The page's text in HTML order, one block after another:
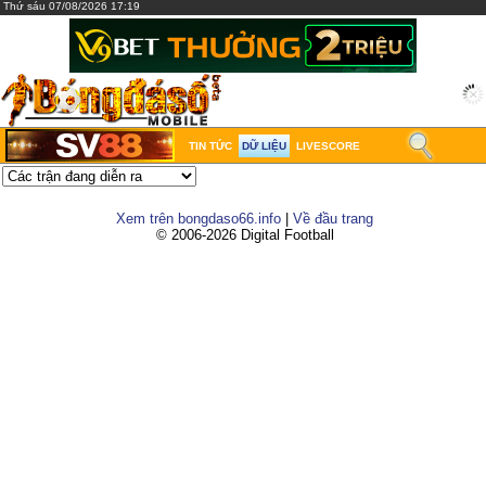
Thứ sáu 07/08/2026 17:19
TIN TỨC DỮ LIỆU LIVESCORE
Xem trên bongdaso66.info
Về đầu trang
© 2006-2026 Digital Football